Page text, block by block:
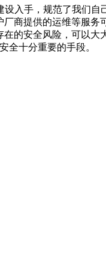
入手，规范了我们
商提供的运维等服
的安全风险，可以
全十分重要的手段。